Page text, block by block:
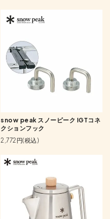
snow peak スノーピーク IGTコネ
クションフック
2,772円(税込)